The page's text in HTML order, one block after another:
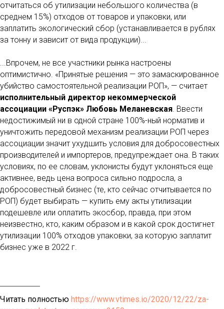
отчитаться об утилизации небольшого количества (в
среднем 15%) отходов от товаров и упаковки, или
заплатить экологический сбор (устанавливается в рублях
за тонну и зависит от вида продукции)...
...Впрочем, не все участники рынка настроены
оптимистично. «Принятые решения — это замаскированное
убийство самостоятельной реализации РОП», — считает
исполнительный директор некоммерческой
ассоциации «Руспэк» Любовь Меланевская. Ввести
недостижимый ни в одной стране 100%-ный норматив и
уничтожить передовой механизм реализации РОП через
ассоциации значит ухудшить условия для добросовестных
производителей и импортеров, предупреждает она. В таких
условиях, по ее словам, уклонисты будут уклоняться еще
активнее, ведь цена вопроса сильно подросла, а
добросовестный бизнес (те, кто сейчас отчитывается по
РОП) будет выбирать — купить ему акты утилизации
подешевле или оплатить экосбор, правда, при этом
неизвестно, кто, каким образом и в какой срок достигнет
утилизации 100% отходов упаковки, за которую заплатит
бизнес уже в 2022 г.
Читать полностью https://www.vtimes.io/2020/12/22/za-